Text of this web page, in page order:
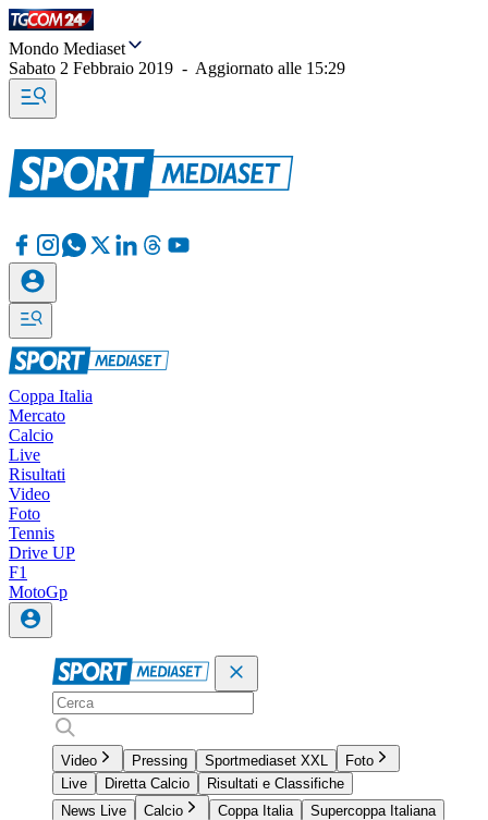
Mondo Mediaset
Sabato 2 Febbraio 2019 - Aggiornato alle 15:29
Coppa Italia
Mercato
Calcio
Live
Risultati
Video
Foto
Tennis
Drive UP
F1
MotoGp
Video Pressing Sportmediaset XXL
Foto
Live
Diretta Calcio
Risultati e Classifiche
News Live
Calcio Coppa Italia
Supercoppa Italiana